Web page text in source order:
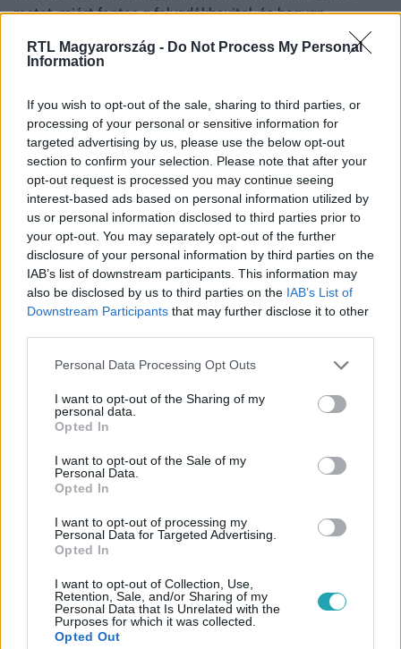
RTL Magyarország - Do Not Process My Personal
Information
If you wish to opt-out of the sale, sharing to third parties, or
processing of your personal or sensitive information for
targeted advertising by us, please use the below opt-out
section to confirm your selection. Please note that after your
opt-out request is processed you may continue seeing
interest-based ads based on personal information utilized by
us or personal information disclosed to third parties prior to
your opt-out. You may separately opt-out of the further
disclosure of your personal information by third parties on the
IAB’s list of downstream participants. This information may
also be disclosed by us to third parties on the IAB’s List of
Downstream Participants that may further disclose it to other
Please note that this website/app uses one or more Google
not limited to your visit or usage behaviour. You may click to
grant or deny consent to Google and its third-party tags to
use your data for below specified purposes in below Google
consent section.
Personal Data Processing Opt Outs
I want to opt-out of the Sharing of my
personal data.
Opted In
I want to opt-out of the Sale of my
Personal Data.
Opted In
I want to opt-out of processing my
Personal Data for Targeted Advertising.
Opted In
I want to opt-out of Collection, Use,
Retention, Sale, and/or Sharing of my
Personal Data that Is Unrelated with the
Purposes for which it was collected.
Opted Out
rostot, miért fontos a folyadékbevitel, és hogyan
kerülhetőek el a mellékhatások. Még a töltöttkáposzta is
beilleszthető egy egészséges, rostdús étrendbe.
Életmód
2026. január 31. 5:30
A szénhidrát, ami a legjobban segíti a fogyást a
dietetikusok szerint
Szakértők szerint nem a bonyolult diéták a
látványosan segíthet a fogyásban.